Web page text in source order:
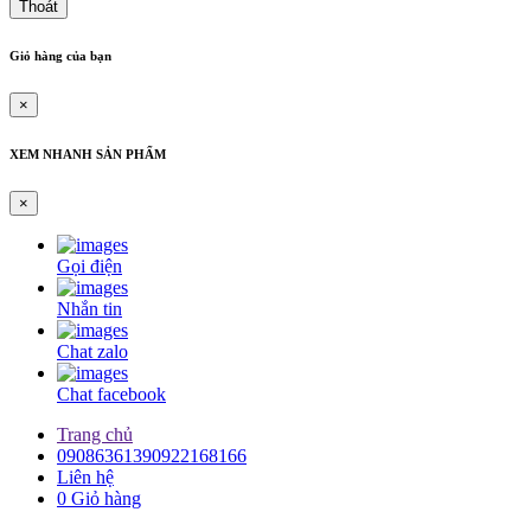
Dây curoa 7M-1220
Dây curoa 7M-1360
Dây curoa 11MS-1400-2R
Curoa 2/11MS1400
Dây Curoa 2/11M-1400
Dây curoa japan D-350
Dây Curoa D-350
Curoa D350
Curoa SPC4500
Dây curoa Mitsuboshi SPC-4500
Dây curoa SPC-4500
Curoa SPC8000
Dây curoa Mitsuboshi SPC-8000
Dây curoa SPC8000
Dây curoa T10-560 cao su màu đỏ
Thoát
Giỏ hàng của bạn
×
XEM NHANH SẢN PHẨM
×
Gọi điện
Nhắn tin
Chat zalo
Chat facebook
Trang chủ
09086361390922168166
Liên hệ
0 Giỏ hàng